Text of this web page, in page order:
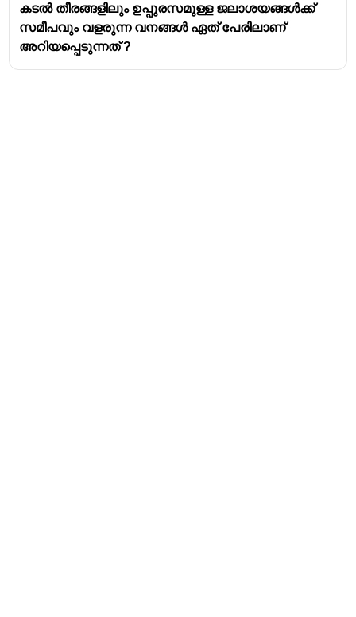
Corals loose their colour and become
stressed.
കടൽ തീരങ്ങളിലും ഉപ്പുരസമുള്ള ജലാശയങ്ങൾക്ക്
സമീപവും വളരുന്ന വനങ്ങൾ ഏത് പേരിലാണ്
അറിയപ്പെടുന്നത് ?